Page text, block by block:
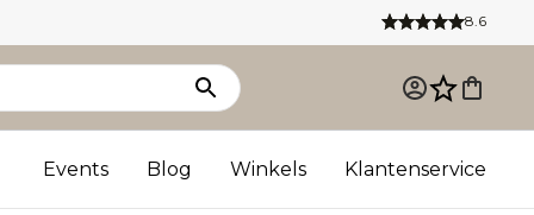
8.6
Events Blog Winkels Klantenservice